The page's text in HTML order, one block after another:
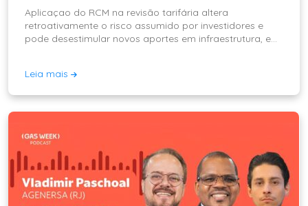
Aplicaçao do RCM na revisão tarifária altera
retroativamente o risco assumido por investidores e
pode desestimular novos aportes em infraestrutura, em
Leia mais